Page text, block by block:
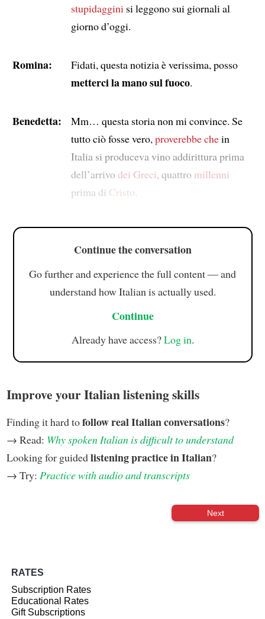
stupidaggini si leggono sui giornali al
giorno d’oggi.
Romina: Fidati, questa notizia è verissima, posso
metterci la mano sul fuoco.
Benedetta:
Mm… questa storia non mi convince. Se
tutto ciò fosse vero, proverebbe chein
Italia si produceva vino addirittura prima
dell’arrivodei Greci, quattro millenni
prima di Cristo.
Continue the conversation
Go further and experience the full content — and
understand how Italian is actually used.
Continue
Already have access?Log in.
Improve your Italian listening skills
Finding it hard tofollow real Italian conversations?
→ Read: Why spoken Italian is difficult to understand
Looking for guidedlistening practice in Italian?
→ Try: Practice with audio and transcripts
Next
RATES
Subscription Rates
Educational Rates
Gift Subscriptions